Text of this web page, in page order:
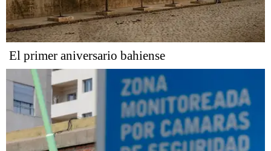
El primer aniversario bahiense